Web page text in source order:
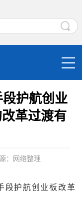
护航创业
革过渡有
：网络整理
段护航创业板改革